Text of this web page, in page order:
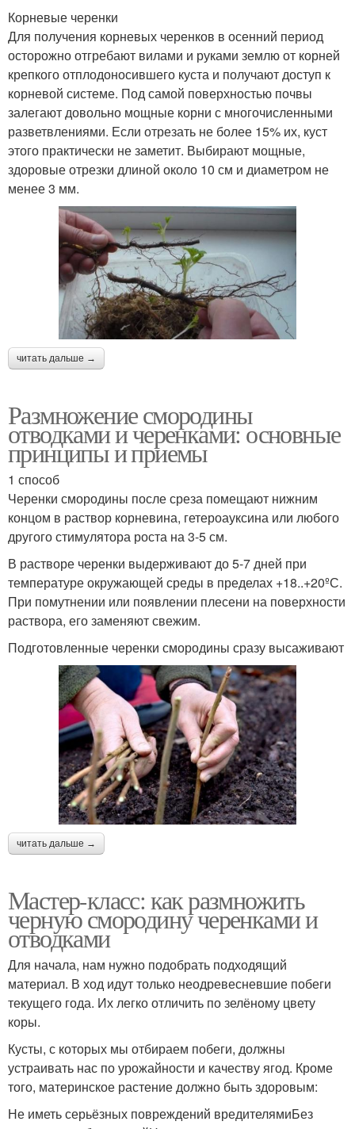
Корневые черенки
Для получения корневых черенков в осенний период
осторожно отгребают вилами и руками землю от корней
крепкого отплодоносившего куста и получают доступ к
корневой системе. Под самой поверхностью почвы
залегают довольно мощные корни с многочисленными
разветвлениями. Если отрезать не более 15% их, куст
этого практически не заметит. Выбирают мощные,
здоровые отрезки длиной около 10 см и диаметром не
менее 3 мм.
читать дальше →
Размножение смородины
отводками и черенками: основные
принципы и приемы
1 способ
Черенки смородины после среза помещают нижним
концом в раствор корневина, гетероауксина или любого
другого стимулятора роста на 3-5 см.
В растворе черенки выдерживают до 5-7 дней при
температуре окружающей среды в пределах +18..+20ºС.
При помутнении или появлении плесени на поверхности
раствора, его заменяют свежим.
Подготовленные черенки смородины сразу высаживают
читать дальше →
Мастер-класс: как размножить
черную смородину черенками и
отводками
Для начала, нам нужно подобрать подходящий
материал. В ход идут только неодревесневшие побеги
текущего года. Их легко отличить по зелёному цвету
коры.
Кусты, с которых мы отбираем побеги, должны
устраивать нас по урожайности и качеству ягод. Кроме
того, материнское растение должно быть здоровым:
Не иметь серьёзных повреждений вредителямиБез